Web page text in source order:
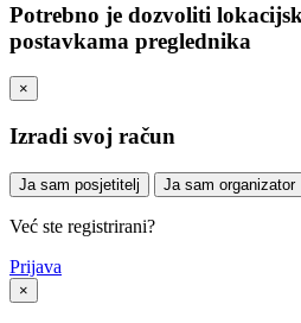
Potrebno je dozvoliti
postavkama preglednika
×
Izradi svoj račun
Ja sam posjetitelj Ja sam organizator
Već ste registrirani?
Prijava
×